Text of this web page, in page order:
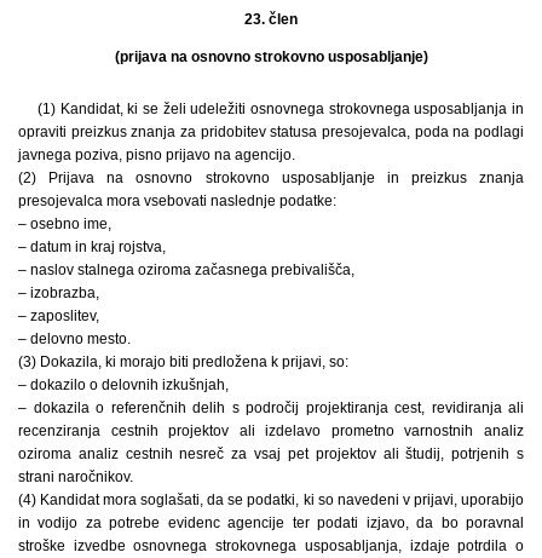
23. člen
(prijava na osnovno strokovno usposabljanje)
(1) Kandidat, ki se želi udeležiti osnovnega strokovnega usposabljanja in
opraviti preizkus znanja za pridobitev statusa presojevalca, poda na podlagi
javnega poziva, pisno prijavo na agencijo.
(2) Prijava na osnovno strokovno usposabljanje in preizkus znanja
presojevalca mora vsebovati naslednje podatke:
– osebno ime,
– datum in kraj rojstva,
– naslov stalnega oziroma začasnega prebivališča,
– izobrazba,
– zaposlitev,
– delovno mesto.
(3) Dokazila, ki morajo biti predložena k prijavi, so:
– dokazilo o delovnih izkušnjah,
– dokazila o referenčnih delih s področij projektiranja cest, revidiranja ali
recenziranja cestnih projektov ali izdelavo prometno varnostnih analiz
oziroma analiz cestnih nesreč za vsaj pet projektov ali študij, potrjenih s
strani naročnikov.
(4) Kandidat mora soglašati, da se podatki, ki so navedeni v prijavi, uporabijo
in vodijo za potrebe evidenc agencije ter podati izjavo, da bo poravnal
stroške izvedbe osnovnega strokovnega usposabljanja, izdaje potrdila o